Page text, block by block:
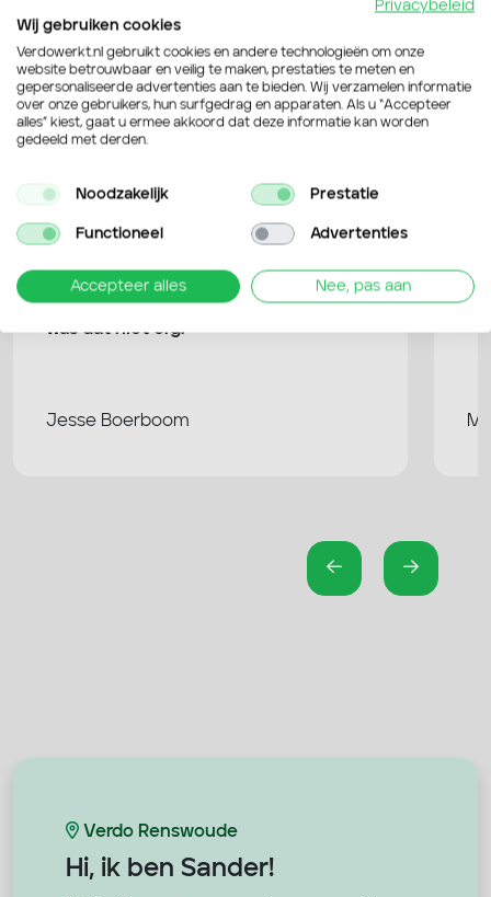
4,6 / 5van de 109 Google reviews
Bekijk Google reviews
Verdo is heel erg flexibel en dat werkt
erg prettig. Ik heb nooit gezeur gehad
en als ik een keer een dagje niet kon,
was dat niet erg.
Jesse Boerboom
Verdo Renswoude
Hi, ik ben Sander!
Privacybeleid
Wij gebruiken cookies
Verdowerkt.nl gebruikt cookies en andere technologieën om onze
website betrouwbaar en veilig te maken, prestaties te meten en
gepersonaliseerde advertenties aan te bieden. Wij verzamelen informatie
over onze gebruikers, hun surfgedrag en apparaten. Als u “Accepteer
alles” kiest, gaat u ermee akkoord dat deze informatie kan worden
gedeeld met derden.
Noodzakelijk Prestatie
Functioneel Advertenties
Accepteer alles Nee, pas aan